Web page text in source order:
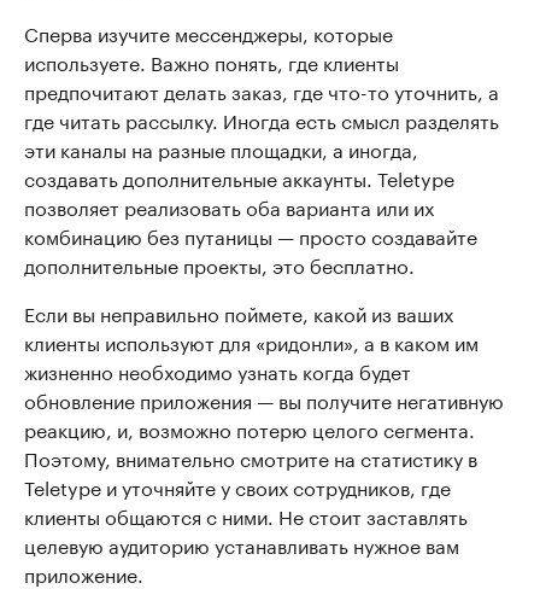
Сперва изучите мессенджеры, которые
используете. Важно понять, где клиенты
предпочитают делать заказ, где что-то уточнить, а
где читать рассылку. Иногда есть смысл разделять
эти каналы на разные площадки, а иногда,
создавать дополнительные аккаунты. Teletype
позволяет реализовать оба варианта или их
комбинацию без путаницы — просто создавайте
дополнительные проекты, это бесплатно.
Если вы неправильно поймете, какой из ваших
клиенты используют для «ридонли», а в каком им
жизненно необходимо узнать когда будет
обновление приложения — вы получите негативную
реакцию, и, возможно потерю целого сегмента.
Поэтому, внимательно смотрите на статистику в
Teletype и уточняйте у своих сотрудников, где
клиенты общаются с ними. Не стоит заставлять
целевую аудиторию устанавливать нужное вам
приложение.